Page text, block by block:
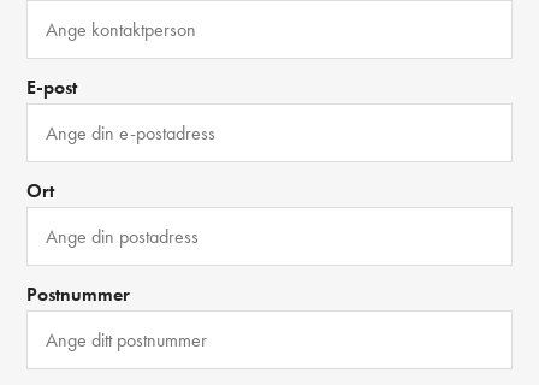
E-post
Ort
Postnummer